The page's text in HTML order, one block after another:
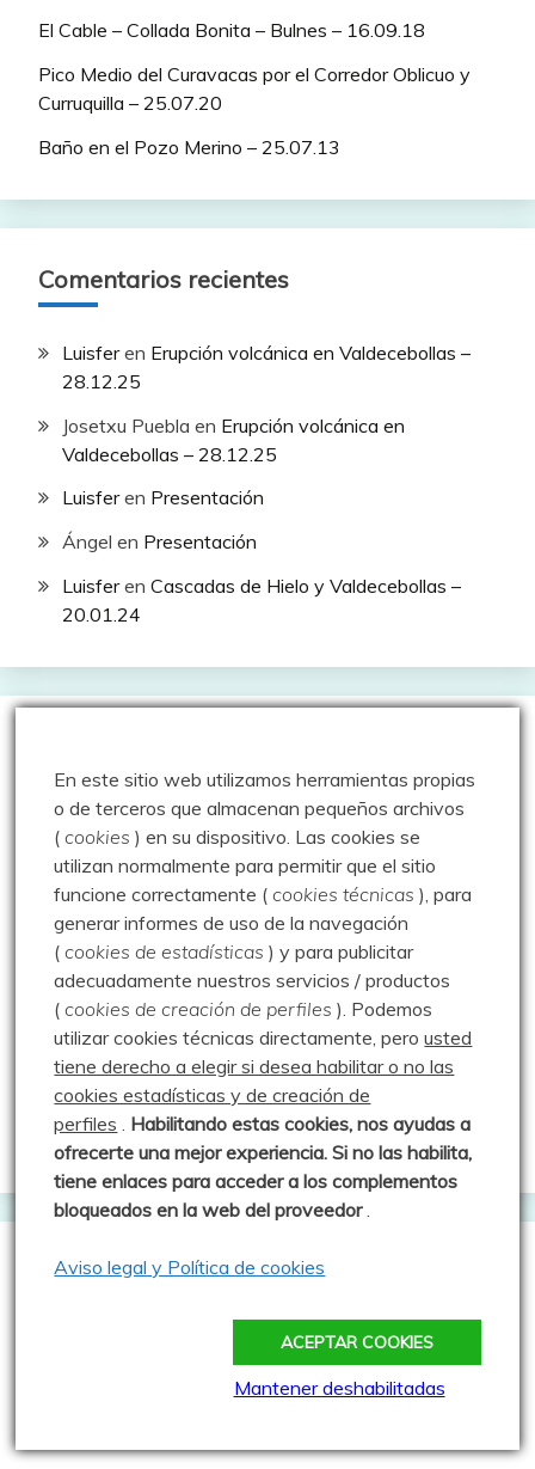
El Cable – Collada Bonita – Bulnes – 16.09.18
Pico Medio del Curavacas por el Corredor Oblicuo y
Curruquilla – 25.07.20
Baño en el Pozo Merino – 25.07.13
Comentarios recientes
Luisferen Erupción volcánica en Valdecebollas –
28.12.25
Josetxu Puebla en Erupción volcánica en
Valdecebollas – 28.12.25
Luisferen Presentación
Ángel en Presentación
Luisferen Cascadas de Hielo y Valdecebollas –
20.01.24
Proyecto Errotarri sobre
investigación de canteras moleras
- Autores: Javier Castro Montoya
- Editores: Aranzadi Zientzi Eikartea
- Año de publicación: 2024
- Colecciones: Aranzadi Etnografia Bilduma, 5
- Idioma: español
Descarga el libro
Geocacheando
En este sitio web utilizamos herramientas propias
o de terceros que almacenan pequeños archivos
(cookies ) en su dispositivo. Las cookies se
utilizan normalmente para permitir que el sitio
funcione correctamente (cookies técnicas ), para
generar informes de uso de la navegación
(cookies de estadísticas ) y para publicitar
adecuadamente nuestros servicios / productos
(cookies de creación de perfiles ). Podemos
utilizar cookies técnicas directamente, perousted
tiene derecho a elegir si desea habilitar o no las
cookies estadísticas y de creación de
perfiles . Habilitando estas cookies, nos ayudas a
ofrecerte una mejor experiencia. Si no las habilita,
tiene enlaces para acceder a los complementos
bloqueados en la web del proveedor.
Aviso legal y Política de cookies
ACEPTAR COOKIES
Mantener deshabilitadas